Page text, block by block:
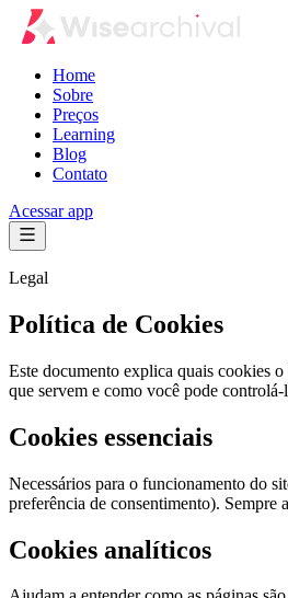
Home
Sobre
Preços
Learning
Blog
Contato
Acessar app
Legal
Política de Cookies
Este documento explica quais cookies
que servem e como você pode controlá-
Cookies essenciais
Necessários para o funcionamento do
preferência de consentimento). Sempre
Cookies analíticos